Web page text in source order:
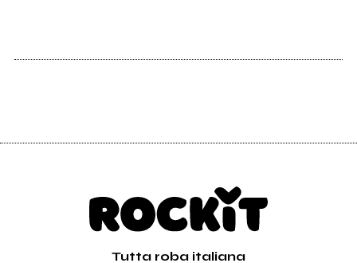
Tutta roba italiana